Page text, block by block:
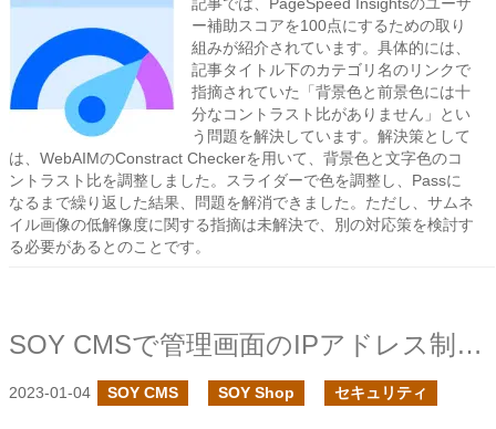
ー補助スコアを100点にするための取り
組みが紹介されています。具体的には、
記事タイトル下のカテゴリ名のリンクで
指摘されていた「背景色と前景色には十
分なコントラスト比がありません」とい
う問題を解決しています。解決策として
は、WebAIMのConstract Checkerを用いて、背景色と文字色のコ
ントラスト比を調整しました。スライダーで色を調整し、Passに
なるまで繰り返した結果、問題を解消できました。ただし、サムネ
イル画像の低解像度に関する指摘は未解決で、別の対応策を検討す
る必要があるとのことです。
SOY CMSで管理画面のIPアドレス制限を追加しました
2023-01-04 SOY CMS SOY Shop セキュリティ